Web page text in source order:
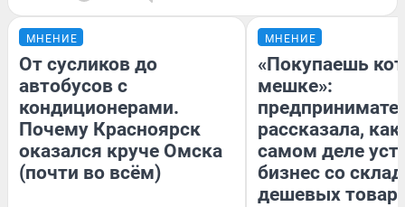
МНЕНИЕ
От сусликов до
автобусов с
кондиционерами.
Почему Красноярск
оказался круче Омска
(почти во всём)
МНЕНИЕ
«Покупаешь
мешке»:
рассказала, как
самом деле
бизнес со
дешевых